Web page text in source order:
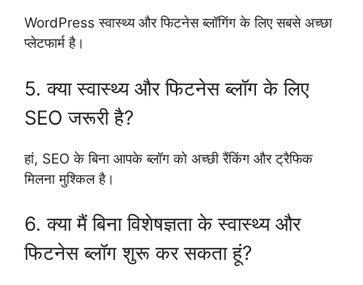
WordPress स्वास्थ्य और फिटनेस ब्लॉगिंग के लिए सबसे अच्छा
प्लेटफार्म है।
5. क्या स्वास्थ्य और फिटनेस ब्लॉग के लिए
SEO जरूरी है?
हां, SEO के बिना आपके ब्लॉग को अच्छी रैंकिंग और ट्रैफिक
मिलना मुश्किल है।
6. क्या मैं बिना विशेषज्ञता के स्वास्थ्य और
फिटनेस ब्लॉग शुरू कर सकता हूं?